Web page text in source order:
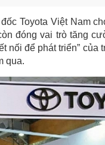
Toyota Việt Nam
đóng vai trò tăng
nối để phát triển” của
qua.